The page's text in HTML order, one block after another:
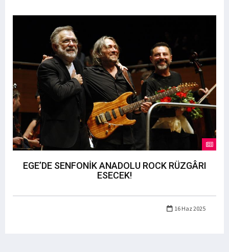
EGE’DE SENFONİK ANADOLU ROCK RÜZGÂRI
ESECEK!
16 Haz 2025